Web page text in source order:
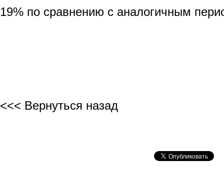
19% по сравнению с аналогичным
<<< Вернуться назад